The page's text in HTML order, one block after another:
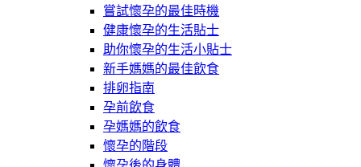
嘗試懷孕的最佳時機
健康懷孕的生活貼士
助你懷孕的生活小貼士
新手媽媽的最佳飲食
排卵指南
孕前飲食
孕媽媽的飲食
懷孕的階段